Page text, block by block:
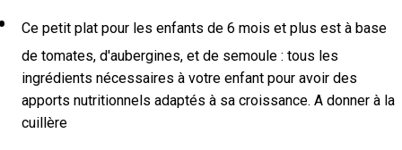
Ce petit plat pour les enfants de 6 mois et plus est à base
de tomates, d'aubergines, et de semoule : tous les
ingrédients nécessaires à votre enfant pour avoir des
apports nutritionnels adaptés à sa croissance. A donner à la
cuillère